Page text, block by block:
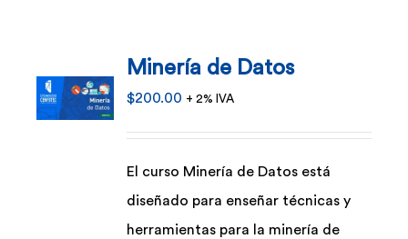
Minería de Datos
$200.00 + 2% IVA
El curso Minería de Datos está
diseñado para enseñar técnicas y
herramientas para la minería de